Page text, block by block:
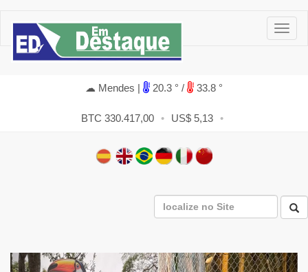
☁ Mendes | 20.3 ° / 33.8 °
BTC 330.417,00 • US$ 5,13 •
Previous Next